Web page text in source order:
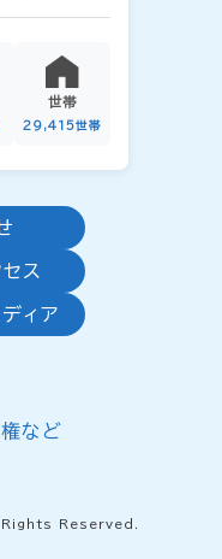
世帯
29,415世帯
ス
ィア
権など
Reserved.